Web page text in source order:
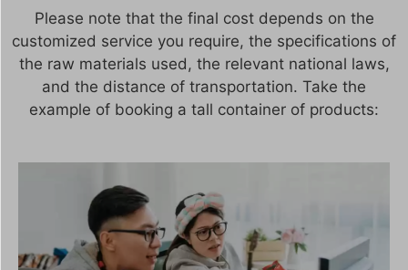
Please note that the final cost depends on the
customized service you require, the specifications of
the raw materials used, the relevant national laws,
and the distance of transportation. Take the
example of booking a tall container of products: